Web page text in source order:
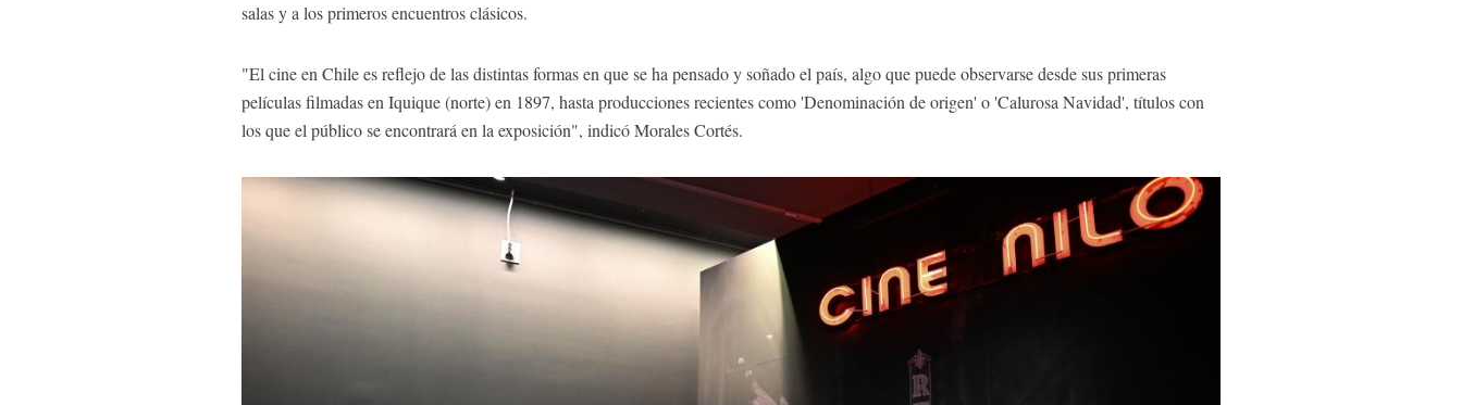
salas y a los primeros encuentros clásicos.
"El cine en Chile es reflejo de las distintas formas en que se ha pensado y soñado el país, algo que puede observarse desde sus primeras
películas filmadas en Iquique (norte) en 1897, hasta producciones recientes como 'Denominación de origen' o 'Calurosa Navidad', títulos con
los que el público se encontrará en la exposición", indicó Morales Cortés.